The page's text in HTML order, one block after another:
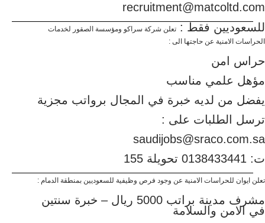
recruitment@matcoltd.com
للسعوديين فقط : تعلن شركة سراكو ومؤسسة الصقور لخدمات
الحراسات الامنية عن حاجتها الى :
حراس امن
مؤهل علمي مناسب
يفضل من لديه خبرة في المجال برواتب مجزية
ترسل الطلبات على :
saudijobs@sraco.com.sa
ت: 0138433441 تحويلة 155
تعلن ايوان للحراسات الامنية عن وجود فرص وظيفية للسعوديين بمنطقة الدمام :
مشرف مدينة براتب 5000 ريال – خبرة سنتين
في الامن والسلامة